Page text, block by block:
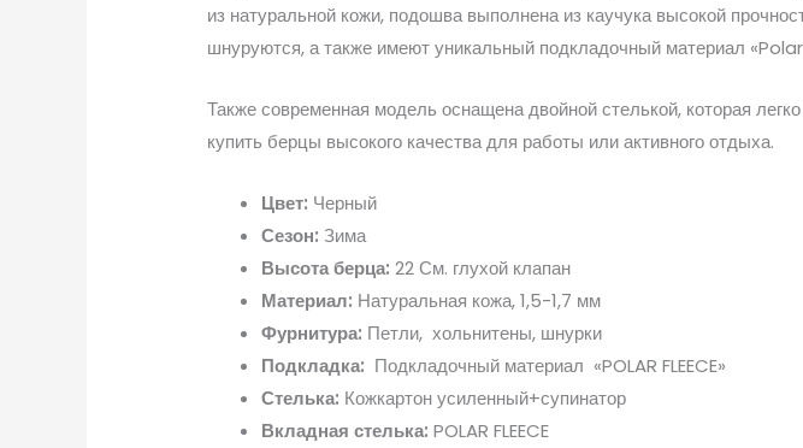
из натуральной кожи, подошва выполнена из каучука высокой
шнуруются, а также имеют уникальный подкладочный материал
Также современная модель оснащена двойной стелькой, которая
купить берцы высокого качества для работы или активного отдыха.
Цвет: Черный
Сезон: Зима
Высота берца: 22 См. глухой клапан
Материал: Натуральная кожа, 1,5-1,7 мм
Фурнитура: Петли, хольнитены, шнурки
Подкладка: Подкладочный материал «POLAR FLEECE»
Стелька: Кожкартон усиленный+супинатор
Вкладная стелька: POLAR FLEECE